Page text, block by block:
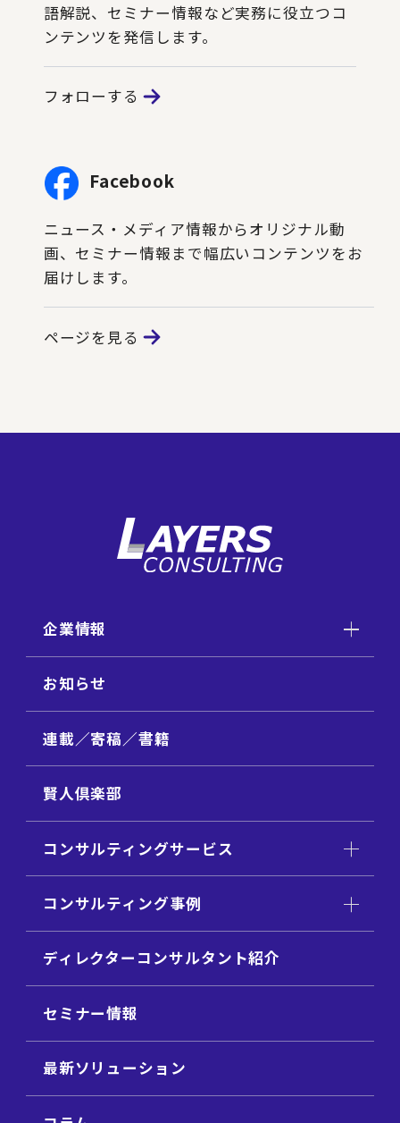
語解説、セミナー情報など実務に役立つコ
ンテンツを発信します。
フォローする
Facebook
ニュース・メディア情報からオリジナル動
画、セミナー情報まで幅広いコンテンツをお
届けします。
ページを見る
企業情報
お知らせ
連載／寄稿／書籍
賢人倶楽部
コンサルティングサービス
コンサルティング事例
ディレクターコンサルタント紹介
セミナー情報
最新ソリューション